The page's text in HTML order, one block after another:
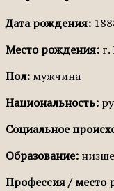
Дата рождения:
Место рождения:
Пол: мужчина
Национальность:
Социальное
Образование:
Профессия / место